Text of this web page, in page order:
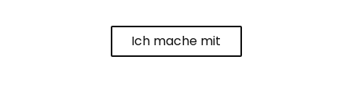
Ich mache mit